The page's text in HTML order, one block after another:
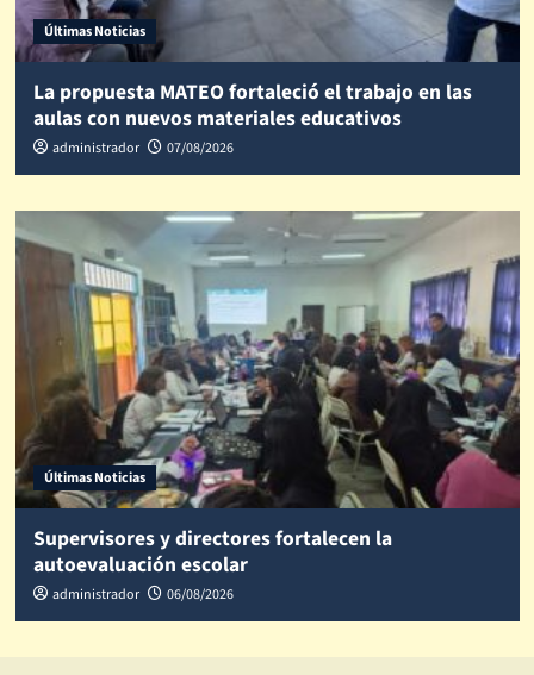
Últimas Noticias
La propuesta MATEO fortaleció el trabajo en las
aulas con nuevos materiales educativos
administrador 07/08/2026
Últimas Noticias
Supervisores y directores fortalecen la
autoevaluación escolar
administrador 06/08/2026